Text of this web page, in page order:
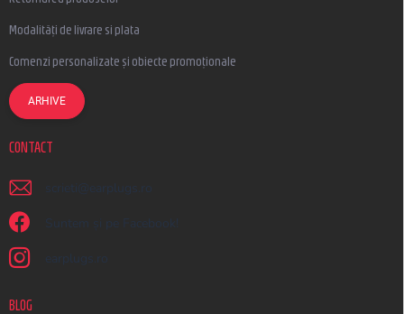
Modalități de livrare si plata
Comenzi personalizate și obiecte promoționale
ARHIVE
CONTACT
scrieti @ earplugs.ro
Suntem și pe Facebook!
earplugs.ro
BLOG